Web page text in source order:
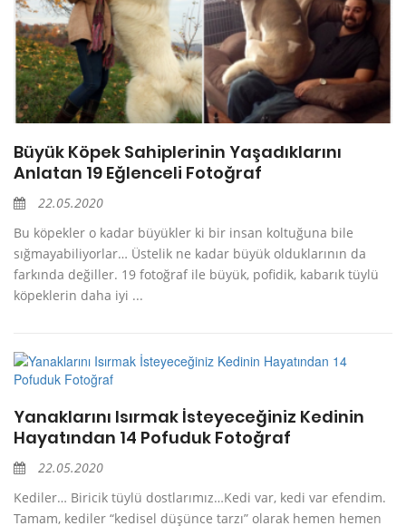
Büyük Köpek Sahiplerinin Yaşadıklarını
Anlatan 19 Eğlenceli Fotoğraf
22.05.2020
Bu köpekler o kadar büyükler ki bir insan koltuğuna bile
sığmayabiliyorlar… Üstelik ne kadar büyük olduklarının da
farkında değiller. 19 fotoğraf ile büyük, pofidik, kabarık tüylü
köpeklerin daha iyi ...
Yanaklarını Isırmak İsteyeceğiniz Kedinin
Hayatından 14 Pofuduk Fotoğraf
22.05.2020
Kediler… Biricik tüylü dostlarımız…Kedi var, kedi var efendim.
Tamam, kediler “kedisel düşünce tarzı” olarak hemen hemen